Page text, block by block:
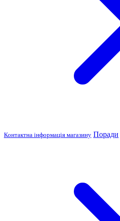
Контактна інформація магазину Поради